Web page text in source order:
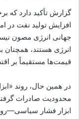
گزارش تأکید دارد که
افزایش تولید نفت در
جهانی انرژی مصون
انرژی هستند، همچنان
قیمت‌ها مستقیماً بر
در همین حال، روند
محدودیت صادرات
ابزار فشار